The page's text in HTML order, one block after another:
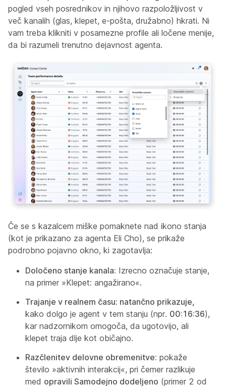
pogled vseh posrednikov in njihovo razpoložljivost v
več kanalih (glas, klepet, e-pošta, družabno) hkrati. Ni
vam treba klikniti v posamezne profile ali ločene menije,
da bi razumeli trenutno dejavnost agenta.
Če se s kazalcem miške pomaknete nad ikono stanja
(kot je prikazano za agenta Eli Cho), se prikaže
podrobno pojavno okno, ki zagotavlja:
Določeno stanje kanala: Izrecno označuje stanje,
na primer »Klepet: angažirano«.
Trajanje v realnem času: natančno prikazuje,
kako dolgo je agent v tem stanju (npr. 00:16:36),
kar nadzornikom omogoča, da ugotovijo, ali
klepet traja dlje kot običajno.
Razčlenitev delovne obremenitve: pokaže
število »aktivnih interakcij«, pri čemer razlikuje
med opravili Samodejno dodeljeno (primer 2 od